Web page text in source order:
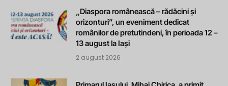
„Diaspora românească – rădăcini și
orizonturi”, un eveniment dedicat
românilor de pretutindeni, în perioada 12 –
13 august la Iași
2 august 2026